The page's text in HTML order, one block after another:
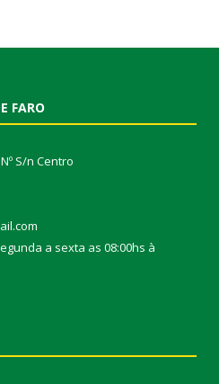
FARO
S/n Centro
a sexta as 08:00hs à